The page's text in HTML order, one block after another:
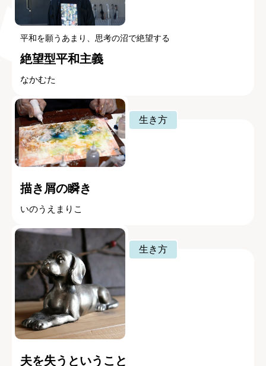
平和を願うあまり、思考の沼で絶望する
絶望型平和主義
なかむた
生き方
描き屑の瞬き
いのうえまりこ
生き方
夫を失うということ